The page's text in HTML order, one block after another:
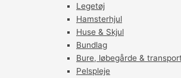
Legetøj
Hamsterhjul
Huse & Skjul
Bundlag
Bure, løbegårde &
Pelspleje